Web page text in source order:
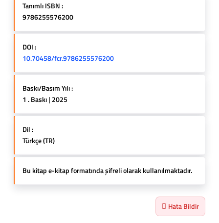
Tanımlı ISBN :
9786255576200
DOI :
10.70458/fcr.9786255576200
Baskı/Basım Yılı :
1 . Baskı | 2025
Dil :
Türkçe (TR)
Bu kitap e-kitap formatında şifreli olarak kullanılmaktadır.
Hata Bildir